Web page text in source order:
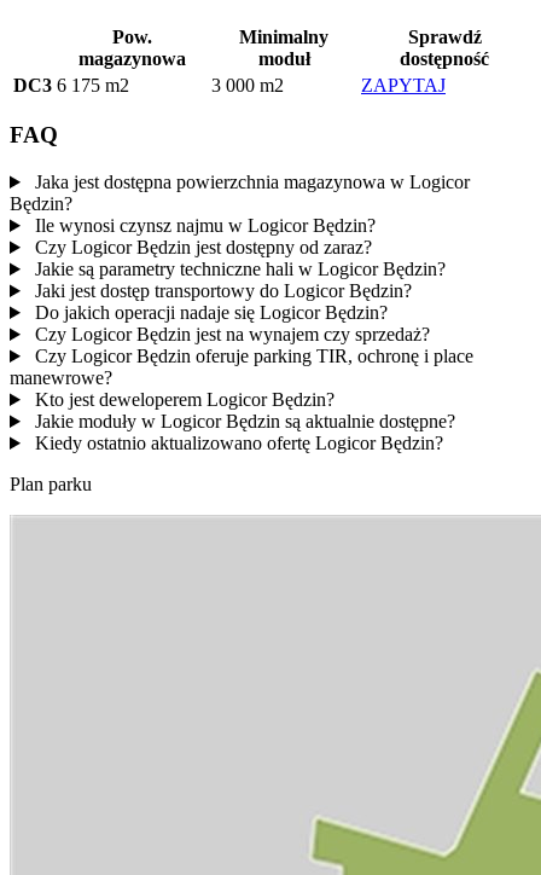
Pow.
magazynowa
Minimalny
moduł
Sprawdź
dostępność
DC3 6 175 m2 3 000 m2 ZAPYTAJ
FAQ
Jaka jest dostępna powierzchnia magazynowa w Logicor
Będzin?
Ile wynosi czynsz najmu w Logicor Będzin?
Czy Logicor Będzin jest dostępny od zaraz?
Jakie są parametry techniczne hali w Logicor Będzin?
Jaki jest dostęp transportowy do Logicor Będzin?
Do jakich operacji nadaje się Logicor Będzin?
Czy Logicor Będzin jest na wynajem czy sprzedaż?
Czy Logicor Będzin oferuje parking TIR, ochronę i place
manewrowe?
Kto jest deweloperem Logicor Będzin?
Jakie moduły w Logicor Będzin są aktualnie dostępne?
Kiedy ostatnio aktualizowano ofertę Logicor Będzin?
Plan parku